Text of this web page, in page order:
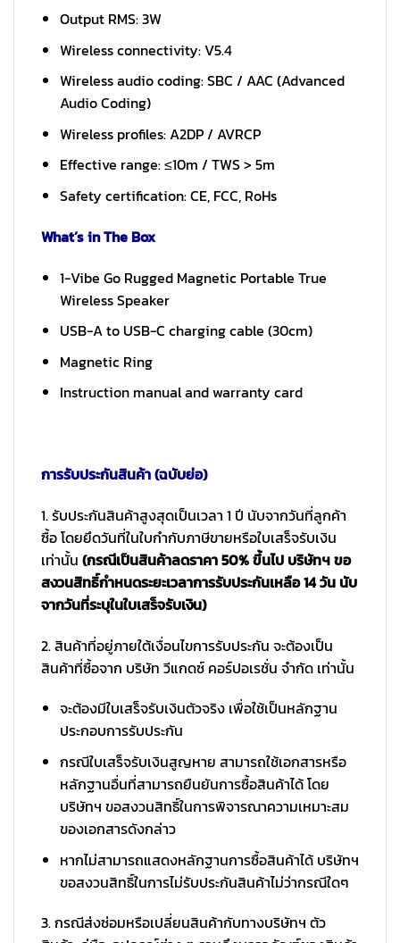
Output RMS: 3W
Wireless connectivity: V5.4
Wireless audio coding: SBC / AAC (Advanced
Audio Coding)
Wireless profiles: A2DP / AVRCP
Effective range: ≤10m / TWS > 5m
Safety certification: CE, FCC, RoHs
What’s in The Box
1-Vibe Go Rugged Magnetic Portable True
Wireless Speaker
USB-A to USB-C charging cable (30cm)
Magnetic Ring
Instruction manual and warranty card
การรับประกันสินค้า (ฉบับย่อ)
1. รับประกันสินค้าสูงสุดเป็นเวลา 1 ปี นับจากวันที่ลูกค้า
ซื้อ โดยยึดวันที่ในใบกำกับภาษีขายหรือใบเสร็จรับเงิน
เท่านั้น (กรณีเป็นสินค้าลดราคา 50% ขึ้นไป บริษัทฯ ขอ
สงวนสิทธิ์กำหนดระยะเวลาการรับประกันเหลือ 14 วัน นับ
จากวันที่ระบุในใบเสร็จรับเงิน)
2. สินค้าที่อยู่ภายใต้เงื่อนไขการรับประกัน จะต้องเป็น
สินค้าที่ซื้อจาก บริษัท วีแกดซ์ คอร์ปอเรชั่น จำกัด เท่านั้น
จะต้องมีใบเสร็จรับเงินตัวจริง เพื่อใช้เป็นหลักฐาน
ประกอบการรับประกัน
กรณีใบเสร็จรับเงินสูญหาย สามารถใช้เอกสารหรือ
หลักฐานอื่นที่สามารถยืนยันการซื้อสินค้าได้ โดย
บริษัทฯ ขอสงวนสิทธิ์ในการพิจารณาความเหมาะสม
ของเอกสารดังกล่าว
หากไม่สามารถแสดงหลักฐานการซื้อสินค้าได้ บริษัทฯ
ขอสงวนสิทธิ์ในการไม่รับประกันสินค้าไม่ว่ากรณีใดๆ
3. กรณีส่งซ่อมหรือเปลี่ยนสินค้ากับทางบริษัทฯ ตัว